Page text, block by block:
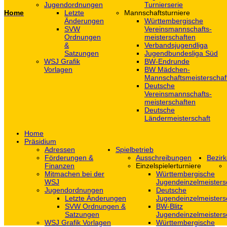
Home
Jugendordnungen
Letzte
Änderungen
SVW
Ordnungen
&
Satzungen
WSJ Grafik
Vorlagen
Turnierserie
Mannschaftsturniere
Württembergische
Vereinsmannschafts-
meisterschaften
Verbandsjugendliga
Jugendbundesliga Süd
BW-Endrunde
BW Mädchen-
Deutsche
Vereinsmannschafts-
meisterschaften
Deutsche
Ländermeisterschaft
Home
Präsidium
Adressen
Förderungen &
Finanzen
Mitmachen bei der
WSJ
Jugendordnungen
Letzte Änderungen
SVW Ordnungen &
Satzungen
WSJ Grafik Vorlagen
Spielbetrieb
Ausschreibungen
Einzelspielerturniere
Württembergische
Deutsche
BW-Blitz
Württembergische